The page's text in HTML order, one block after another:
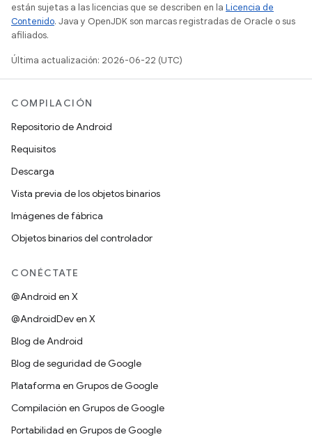
están sujetas a las licencias que se describen en la Licencia de
Contenido. Java y OpenJDK son marcas registradas de Oracle o sus
afiliados.
Última actualización: 2026-06-22 (UTC)
COMPILACIÓN
Repositorio de Android
Requisitos
Descarga
Vista previa de los objetos binarios
Imágenes de fábrica
Objetos binarios del controlador
CONÉCTATE
@Android en X
@AndroidDev en X
Blog de Android
Blog de seguridad de Google
Plataforma en Grupos de Google
Compilación en Grupos de Google
Portabilidad en Grupos de Google